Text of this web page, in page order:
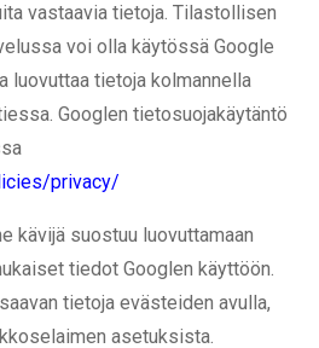
vastaavia tietoja. Tilastollisen
voi olla käytössä Google
luovuttaa tietoja kolmannella
Googlen tietosuojakäytäntö
privacy/
kävijä suostuu luovuttamaan
tiedot Googlen käyttöön.
tietoja evästeiden avulla,
asetuksista.